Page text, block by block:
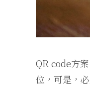
QR code方
位，可是，